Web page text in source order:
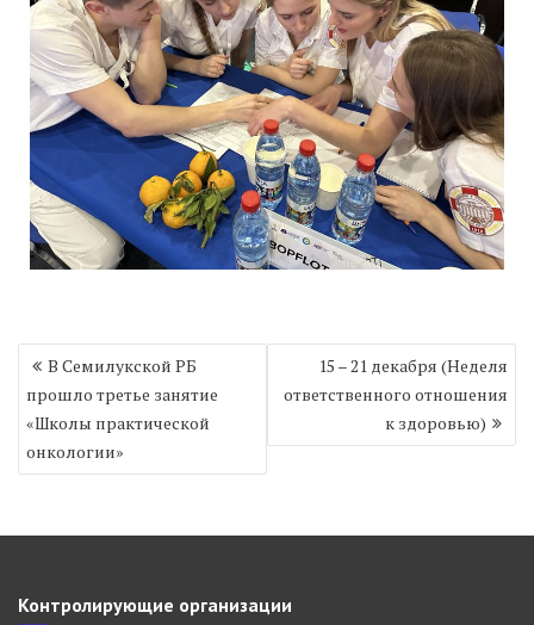
Навигация
записям
В Семилукской РБ
прошло третье занятие
«Школы практической
онкологии»
15 – 21 декабря (Неделя
ответственного отношения
к здоровью)
Контролирующие организации